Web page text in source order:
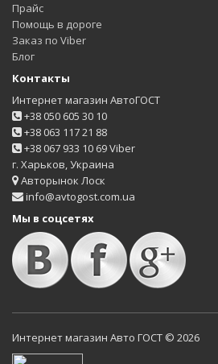
Прайс
Помощь в дороге
Заказ по Viber
Блог
Контакты
Интернет магазин АвтоГОСТ
+38 050 605 30 10
+38 063 117 21 88
+38 067 933 10 69 Viber
г. Харьков, Украина
Авторынок Лоск
info@avtogost.com.ua
Мы в соцсетях
Интернет магазин Авто ГОСТ © 2026